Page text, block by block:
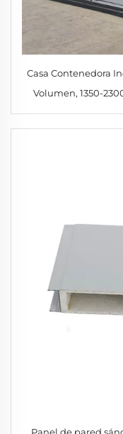
Casa Contenedora
Volumen, 1350-